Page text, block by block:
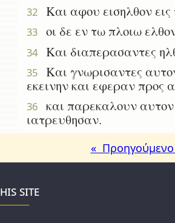
32 Και αφου εισηλθον
33 οι δε εν τω πλοιω
34 Και διαπερασαντες
35
Και γνωρισαντες
εκεινην και εφεραν προς
36
και παρεκαλουν αυτον
ιατρευθησαν.
« Προηγούμενο
site